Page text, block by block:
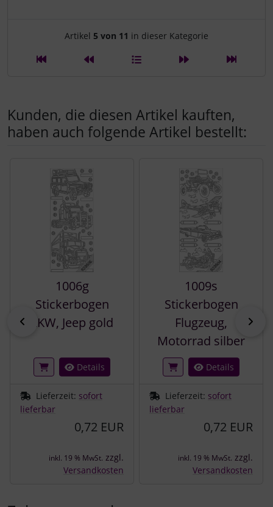
Artikelnavigation innerhalb
Artikel 5 von 11 in dieser Kategorie
Kunden, die diesen Artikel kauften,
haben auch folgende Artikel bestellt:
zurück
1006g
Stickerbogen
LKW, Jeep gold
Details
Lieferzeit: sofort
lieferbar
0,72 EUR
inkl. 19 % MwSt. zzgl.
Versandkosten
1009s
Stickerbogen
Flugzeug,
Motorrad silber
Details
Lieferzeit: sofort
lieferbar
0,72 EUR
inkl. 19 % MwSt. zzgl.
Versandkosten